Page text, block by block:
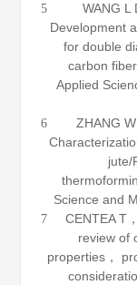
5
WANG L
Development
for double
carbon
Applied
6
ZHANG
jute/
Science and
7
CENTEA T
review of
properties，